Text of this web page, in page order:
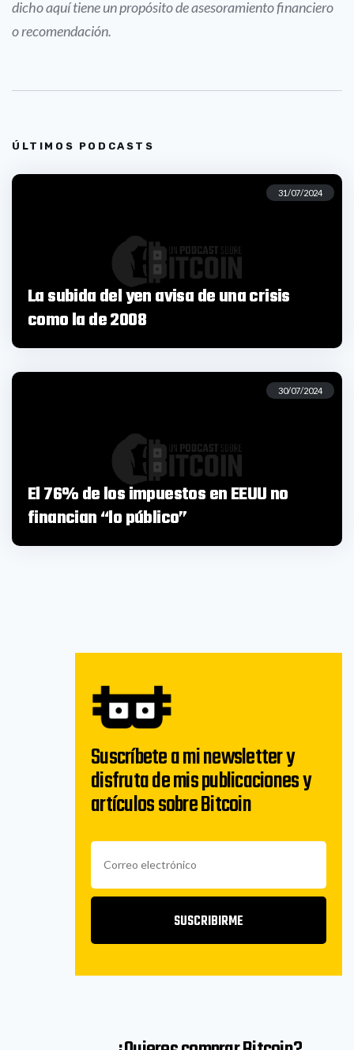
dicho aquí tiene un propósito de asesoramiento financiero
o recomendación.
ÚLTIMOS PODCASTS
31/07/2024
La subida del yen avisa de una crisis
como la de 2008
30/07/2024
El 76% de los impuestos en EEUU no
financian “lo público”
Suscríbete a mi newsletter y
disfruta de mis publicaciones y
artículos sobre Bitcoin
SUSCRIBIRME